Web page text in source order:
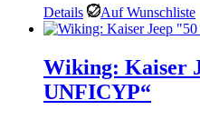
Details Auf Wunschliste
Wiking: Kaiser
UNFICYP“